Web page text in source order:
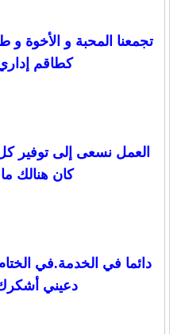
تجمعنا المحبة و الأخوة و
كطاقم
العمل نسعى إلى توفير كل
كان هنالك
دائما في الخدمة.في
دعيني